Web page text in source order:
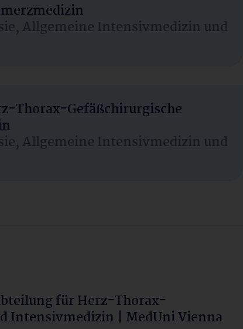
Allgemeine Intensivmedizin und
Thorax-Gefäßchirurgische
Allgemeine Intensivmedizin und
für Herz-Thorax-
Intensivmedizin | MedUni Vienna